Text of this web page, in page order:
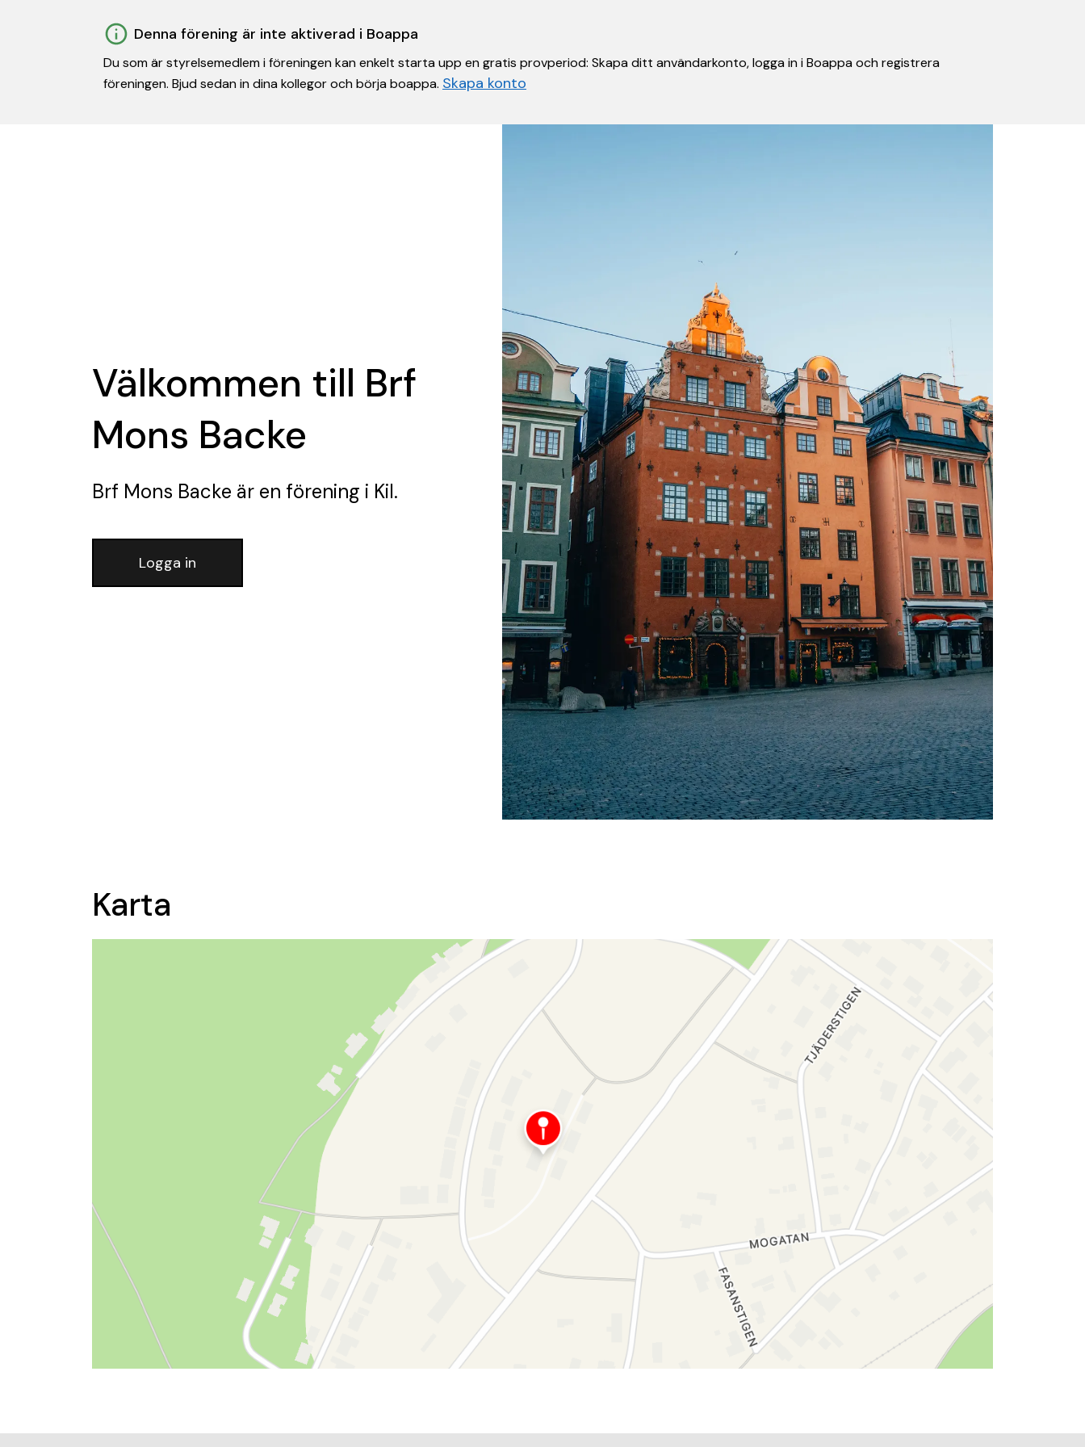
Denna förening är inte aktiverad i Boappa
Du som är styrelsemedlem i föreningen kan enkelt starta upp en gratis provperiod: Skapa ditt användarkonto, logga in i Boappa och registrera
föreningen. Bjud sedan in dina kollegor och börja boappa. Skapa konto
Välkommen till Brf
Mons Backe
Brf Mons Backe är en förening i Kil.
Logga in
Karta